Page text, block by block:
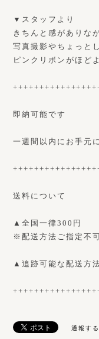
▼スタッフより
きちんと感がありな
写真撮影やちょっと
ピンクリボンがほど
即納可能です
一週間以内にお手元
送料について
▲全国一律300円
※配送方法ご指定不
▲追跡可能な配送方
通報する